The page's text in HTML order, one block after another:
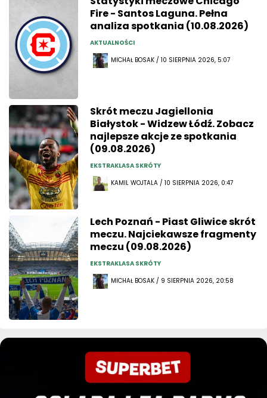
Fire - Santos Laguna. Pełna
analiza spotkania (10.08.2026)
AKTUALNOŚCI
MICHAŁ BOSAK / 10 SIERPNIA 2026, 5:07
Skrót meczu Jagiellonia
Białystok - Widzew Łódź. Zobacz
najlepsze akcje ze spotkania
(09.08.2026)
EKSTRAKLASA SKRÓTY
KAMIL WOJTALA / 10 SIERPNIA 2026, 0:47
Lech Poznań - Piast Gliwice skrót
meczu. Najciekawsze fragmenty
meczu (09.08.2026)
EKSTRAKLASA SKRÓTY
MICHAŁ BOSAK / 9 SIERPNIA 2026, 20:58